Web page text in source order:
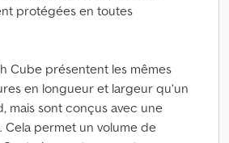
protégées en toutes
Cube présentent les mêmes
en longueur et largeur qu’un
mais sont conçus avec une
Cela permet un volume de